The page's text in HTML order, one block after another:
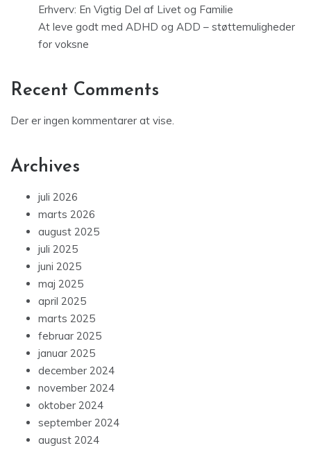
Erhverv: En Vigtig Del af Livet og Familie
At leve godt med ADHD og ADD – støttemuligheder
for voksne
Recent Comments
Der er ingen kommentarer at vise.
Archives
juli 2026
marts 2026
august 2025
juli 2025
juni 2025
maj 2025
april 2025
marts 2025
februar 2025
januar 2025
december 2024
november 2024
oktober 2024
september 2024
august 2024